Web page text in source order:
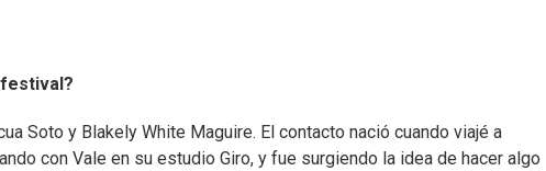
Soto y Blakely White Maguire. El contacto nació cuando viajé a
con Vale en su estudio Giro, y fue surgiendo la idea de hacer algo